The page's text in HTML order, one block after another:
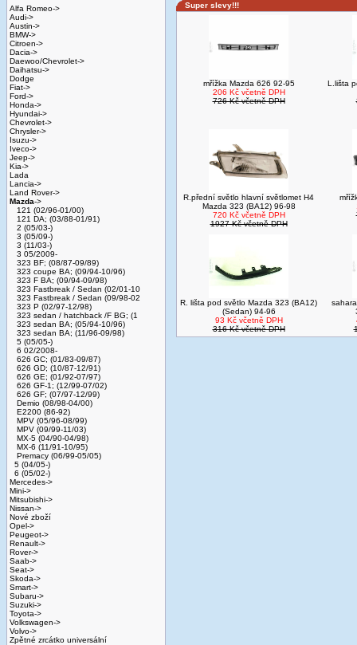
Alfa Romeo->
Audi->
Austin->
BMW->
Citroen->
Dacia->
Daewoo/Chevrolet->
Daihatsu->
Dodge
Fiat->
Ford->
Honda->
Hyundai->
Chevrolet->
Chrysler->
Isuzu->
Iveco->
Jeep->
Kia->
Lada
Lancia->
Land Rover->
Mazda->
121 (02/96-01/00)
121 DA; (03/88-01/91)
2 (05/03-)
3 (05/09-)
3 (11/03-)
3 05/2009-
323 BF; (08/87-09/89)
323 coupe BA; (09/94-10/96)
323 F BA; (09/94-09/98)
323 Fastbreak / Sedan (02/01-10
323 Fastbreak / Sedan (09/98-02
323 P (02/97-12/98)
323 sedan / hatchback /F BG; (1
323 sedan BA; (05/94-10/96)
323 sedan BA; (11/96-09/98)
5 (05/05-)
6 02/2008-
626 GC; (01/83-09/87)
626 GD; (10/87-12/91)
626 GE; (01/92-07/97)
626 GF-1; (12/99-07/02)
626 GF; (07/97-12/99)
Demio (08/98-04/00)
E2200 (86-92)
MPV (05/96-08/99)
MPV (09/99-11/03)
MX-5 (04/90-04/98)
MX-6 (11/91-10/95)
Premacy (06/99-05/05)
5 (04/05-)
6 (05/02-)
Mercedes->
Mini->
Mitsubishi->
Nissan->
Nové zboží
Opel->
Peugeot->
Renault->
Rover->
Saab->
Seat->
Skoda->
Smart->
Subaru->
Suzuki->
Toyota->
Volkswagen->
Volvo->
Zpětné zrcátko universální
Super slevy!!!
mřížka Mazda 626 92-95
206 Kč včetně DPH
726 Kč včetně DPH
L.lišta
R.přední světlo hlavní světlomet H4
Mazda 323 (BA12) 96-98
720 Kč včetně DPH
1927 Kč včetně DPH
R. lišta pod světlo Mazda 323 (BA12)
(Sedan) 94-96
93 Kč včetně DPH
316 Kč včetně DPH